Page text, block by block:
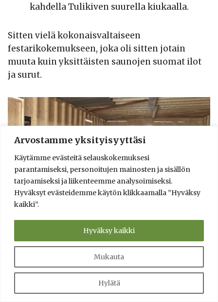
Arvostamme yksityisyyttäsi
Käytämme evästeitä selauskokemuksesi
parantamiseksi, personoitujen mainosten ja sisällön
tarjoamiseksi ja liikenteemme analysoimiseksi.
Hyväksyt evästeidemme käytön klikkaamalla ”Hyväksy
kaikki”.
Mukauta
Hylätä
Hyväksy kaikki
kahdella Tulikiven suurella kiukaalla.
Sitten vielä kokonaisvaltaiseen
festarikokemukseen, joka oli sitten jotain
muuta kuin yksittäisten saunojen suomat ilot
ja surut.